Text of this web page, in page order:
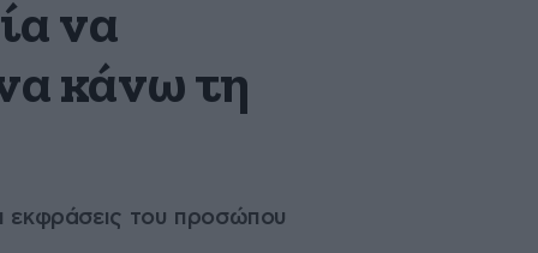
να
κάνω τη
εκφράσεις του προσώπου